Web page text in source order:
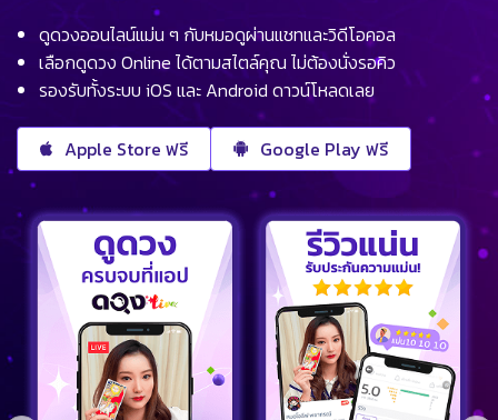
ดูดวงออนไลน์แม่น ๆ กับหมอดูผ่านแชทและวิดีโอคอล
เลือกดูดวง Online ได้ตามสไตล์คุณ ไม่ต้องนั่งรอคิว
รองรับทั้งระบบ iOS และ Android ดาวน์โหลดเลย
Apple Store ฟรี Google Play ฟรี